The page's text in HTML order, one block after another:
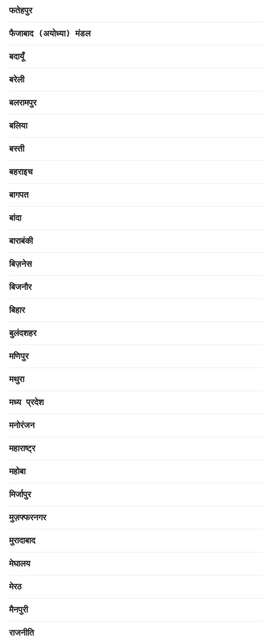
फतेहपुर
फैजाबाद (अयोध्या) मंडल
बदायूँ
बरेली
बलरामपुर
बलिया
बस्ती
बहराइच
बागपत
बांदा
बाराबंकी
बिज़नेस
बिजनौर
बिहार
बुलंदशहर
मणिपुर
मथुरा
मध्य प्रदेश
मनोरंजन
महाराष्ट्र
महोबा
मिर्जापुर
मुज़फ्फरनगर
मुरादाबाद
मेघालय
मेरठ
मैनपुरी
राजनीति